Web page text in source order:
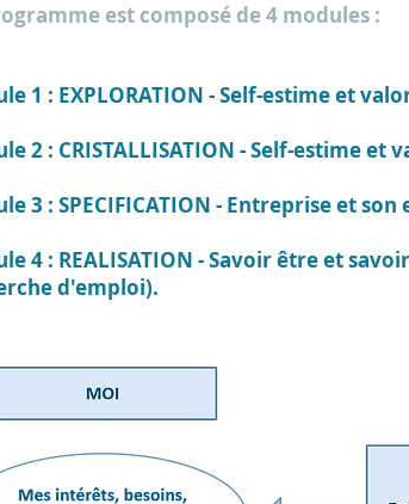
est composé de 4 modules :
1 : EXPLORATION - Self-estime et
2 : CRISTALLISATION - Self-estime et
3 : SPECIFICATION - Entreprise et son
4 : REALISATION - Savoir être et
d'emploi).